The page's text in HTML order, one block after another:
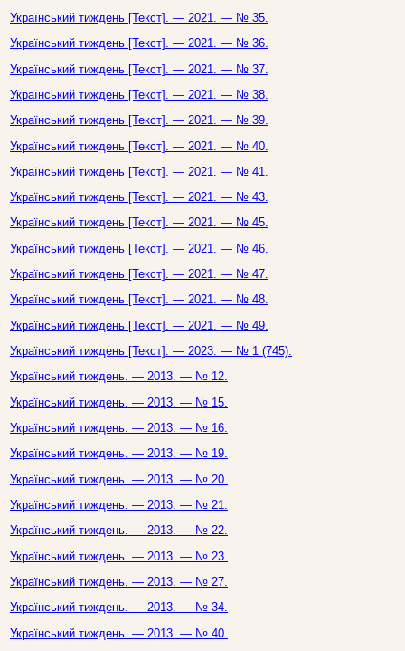
Український тиждень [Текст]. — 2021. — № 35.
Український тиждень [Текст]. — 2021. — № 36.
Український тиждень [Текст]. — 2021. — № 37.
Український тиждень [Текст]. — 2021. — № 38.
Український тиждень [Текст]. — 2021. — № 39.
Український тиждень [Текст]. — 2021. — № 40.
Український тиждень [Текст]. — 2021. — № 41.
Український тиждень [Текст]. — 2021. — № 43.
Український тиждень [Текст]. — 2021. — № 45.
Український тиждень [Текст]. — 2021. — № 46.
Український тиждень [Текст]. — 2021. — № 47.
Український тиждень [Текст]. — 2021. — № 48.
Український тиждень [Текст]. — 2021. — № 49.
Український тиждень [Текст]. — 2023. — № 1 (745).
Український тиждень. — 2013. — № 12.
Український тиждень. — 2013. — № 15.
Український тиждень. — 2013. — № 16.
Український тиждень. — 2013. — № 19.
Український тиждень. — 2013. — № 20.
Український тиждень. — 2013. — № 21.
Український тиждень. — 2013. — № 22.
Український тиждень. — 2013. — № 23.
Український тиждень. — 2013. — № 27.
Український тиждень. — 2013. — № 34.
Український тиждень. — 2013. — № 40.